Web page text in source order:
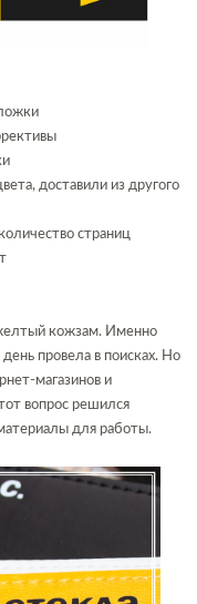
доставили из другого
страниц
кожзам. Именно
провела в поисках. Но
магазинов и
вопрос решился
для работы.